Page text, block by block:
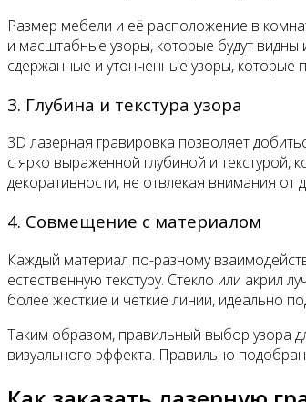
Размер мебели и её расположение в
и масштабные узоры, которые будут
сдержанные и утонченные узоры, которые
3. Глубина и текстура узора
3D лазерная гравировка позволяет
с ярко выраженной глубиной и текстурой,
декоративности, не отвлекая внимания от
4. Совмещение с материалом
Каждый материал по-разному
естественную текстуру. Стекло или акрил
более жесткие и четкие линии, идеально
Таким образом, правильный выбор узора
визуального эффекта. Правильно